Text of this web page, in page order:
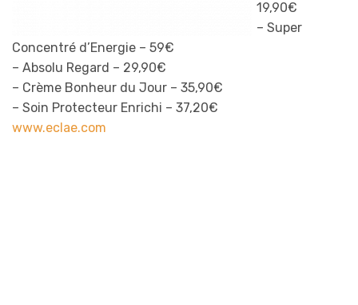
19,90€
– Super
Concentré d’Energie – 59€
– Absolu Regard – 29,90€
– Crème Bonheur du Jour – 35,90€
– Soin Protecteur Enrichi – 37,20€
www.eclae.com